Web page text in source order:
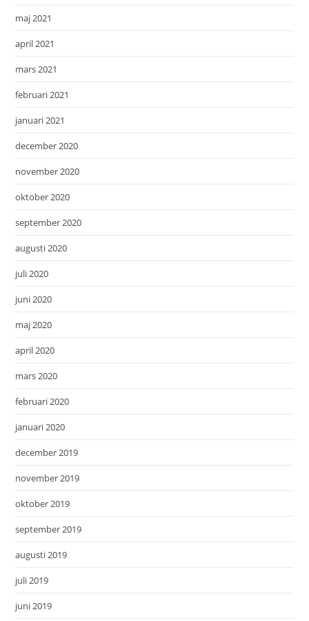
maj 2021
april 2021
mars 2021
februari 2021
januari 2021
december 2020
november 2020
oktober 2020
september 2020
augusti 2020
juli 2020
juni 2020
maj 2020
april 2020
mars 2020
februari 2020
januari 2020
december 2019
november 2019
oktober 2019
september 2019
augusti 2019
juli 2019
juni 2019